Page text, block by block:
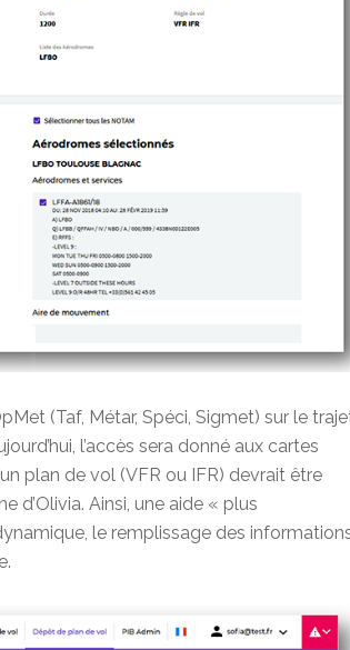
(Taf, Métar, Spéci, Sigmet) sur le
l’accès sera donné aux cartes
plan de vol (VFR ou IFR) devrait être
d’Olivia. Ainsi, une aide « plus
le remplissage des